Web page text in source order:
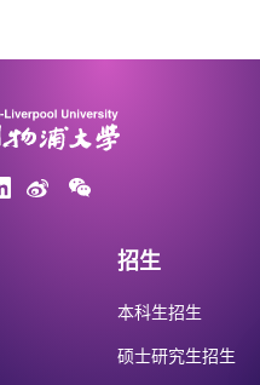
招生
本科生招生
硕士研究生招生